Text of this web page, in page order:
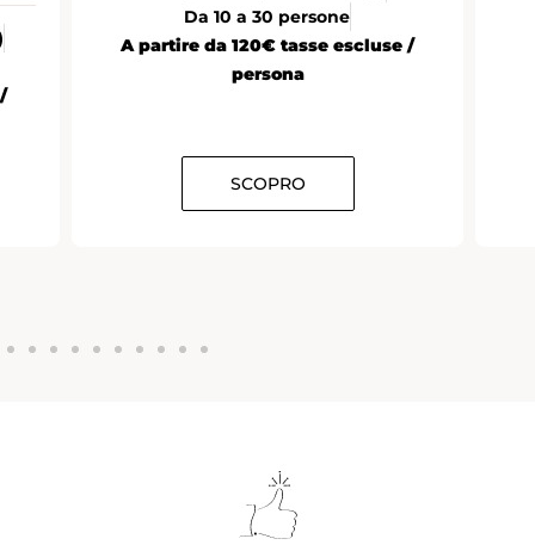
Da 10 a 30 persone
A partire da 120€ tasse escluse /
persona
SCOPRO